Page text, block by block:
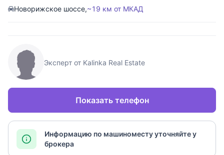
Новорижское шоссе,~19 км от МКАД
Эксперт от Kalinka Real Estate
Показать телефон
Информацию по машиноместу уточняйте у
брокера